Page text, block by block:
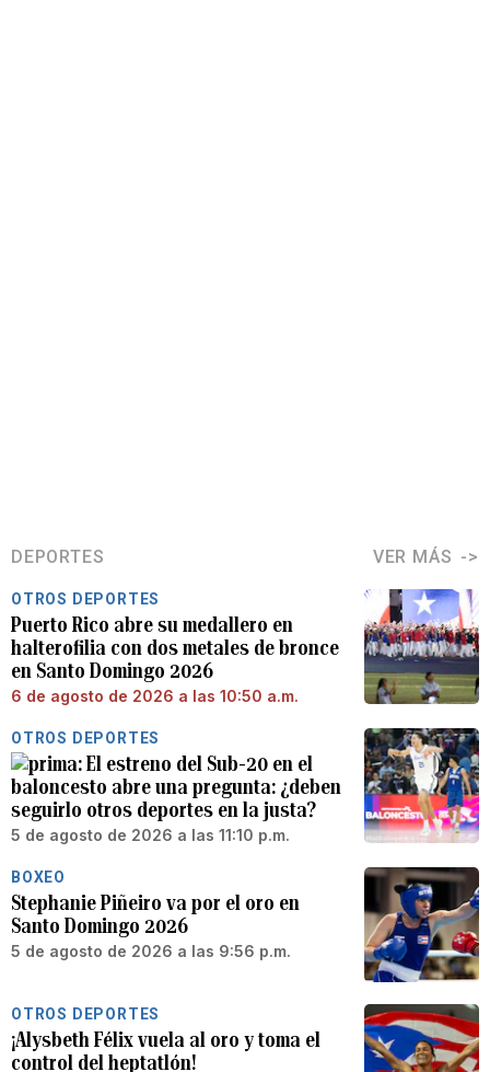
DEPORTES VER MÁS
OTROS DEPORTES
Puerto Rico abre su medallero en
halterofilia con dos metales de bronce
en Santo Domingo 2026
6 de agosto de 2026 a las 10:50 a.m.
OTROS DEPORTES
El estreno del Sub-20 en el
baloncesto abre una pregunta: ¿deben
seguirlo otros deportes en la justa?
5 de agosto de 2026 a las 11:10 p.m.
BOXEO
Stephanie Piñeiro va por el oro en
Santo Domingo 2026
5 de agosto de 2026 a las 9:56 p.m.
OTROS DEPORTES
¡Alysbeth Félix vuela al oro y toma el
control del heptatlón!